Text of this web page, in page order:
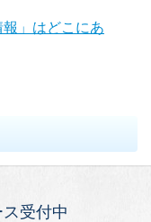
」はどこにあ
ス受付中